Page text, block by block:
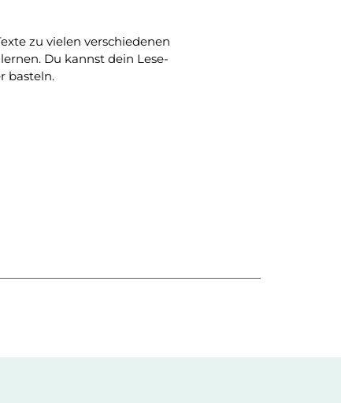
zu vielen verschiedenen
Du kannst dein Lese-
basteln.